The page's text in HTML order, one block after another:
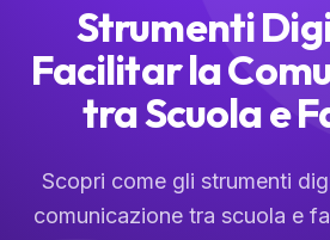
Strumenti
Facilitar la
tra Scuola e
Scopri come gli strumenti
comunicazione tra scuola e